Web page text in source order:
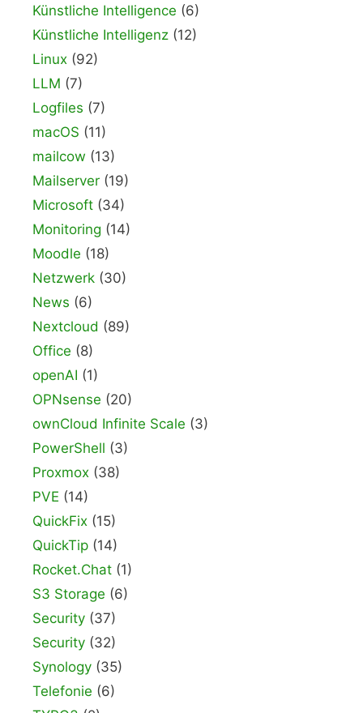
Künstliche Intelligence (6)
Künstliche Intelligenz (12)
Linux (92)
LLM (7)
Logfiles (7)
macOS (11)
mailcow (13)
Mailserver (19)
Microsoft (34)
Monitoring (14)
Moodle (18)
Netzwerk (30)
News (6)
Nextcloud (89)
Office (8)
openAI (1)
OPNsense (20)
ownCloud Infinite Scale (3)
PowerShell (3)
Proxmox (38)
PVE (14)
QuickFix (15)
QuickTip (14)
Rocket.Chat (1)
S3 Storage (6)
Security (37)
Security (32)
Synology (35)
Telefonie (6)